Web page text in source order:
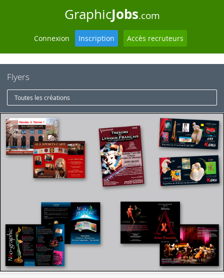
GraphicJobs.com
Connexion Inscription Accès recruteurs
Flyers
Toutes les créations